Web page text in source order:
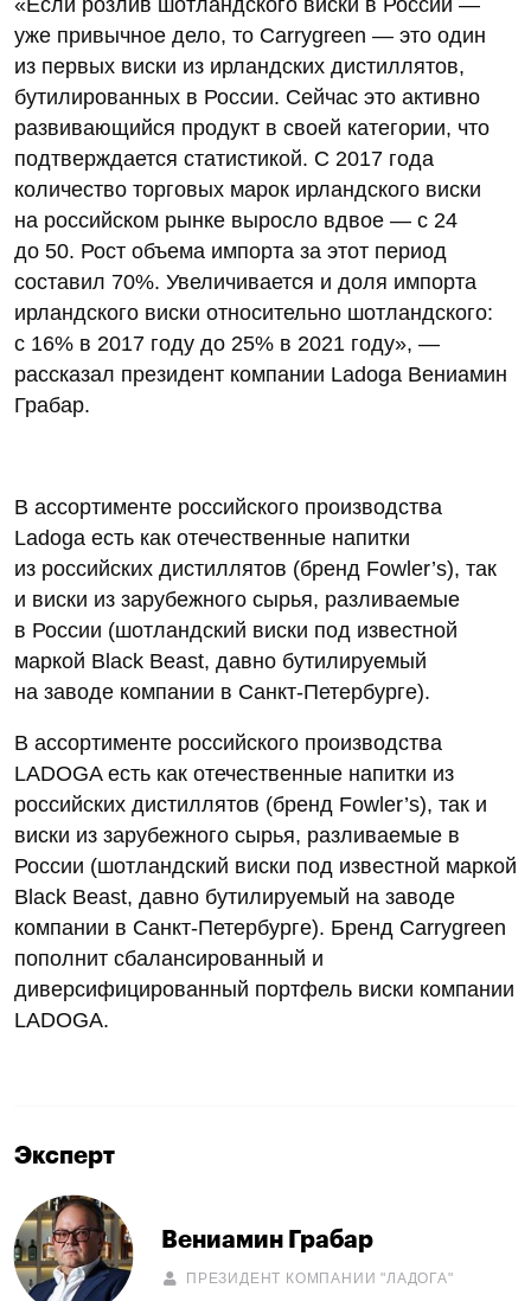
уже привычное дело, то Carrygreen — это один
из первых виски из ирландских дистиллятов,
бутилированных в России. Сейчас это активно
развивающийся продукт в своей категории, что
подтверждается статистикой. С 2017 года
количество торговых марок ирландского виски
на российском рынке выросло вдвое — с 24
до 50. Рост объема импорта за этот период
составил 70%. Увеличивается и доля импорта
ирландского виски относительно шотландского:
с 16% в 2017 году до 25% в 2021 году», —
рассказал президент компании Ladoga Вениамин
Грабар.
В ассортименте российского производства
Ladoga есть как отечественные напитки
из российских дистиллятов (бренд Fowler’s), так
и виски из зарубежного сырья, разливаемые
в России (шотландский виски под известной
маркой Black Beast, давно бутилируемый
на заводе компании в Санкт-Петербурге).
В ассортименте российского производства
LADOGA есть как отечественные напитки из
российских дистиллятов (бренд Fowler’s), так и
виски из зарубежного сырья, разливаемые в
России (шотландский виски под известной маркой
Black Beast, давно бутилируемый на заводе
компании в Санкт-Петербурге). Бренд Carrygreen
пополнит сбалансированный и
диверсифицированный портфель виски компании
LADOGA.
Эксперт
Вениамин Грабар
ПРЕЗИДЕНТ КОМПАНИИ "ЛАДОГА"